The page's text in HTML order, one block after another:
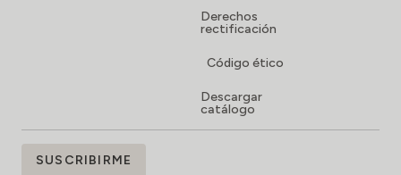
Derechos
rectificación
Código ético
Descargar
catálogo
SUSCRÍBETE
SUSCRIBIRME